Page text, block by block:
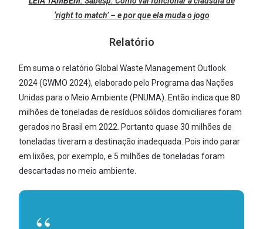
‘right to match’ – e por que ela muda o jogo
Relatório
Em suma o relatório Global Waste Management Outlook
2024 (GWMO 2024), elaborado pelo Programa das Nações
Unidas para o Meio Ambiente (PNUMA). Então indica que 80
milhões de toneladas de resíduos sólidos domiciliares foram
gerados no Brasil em 2022. Portanto quase 30 milhões de
toneladas tiveram a destinação inadequada. Pois indo parar
em lixões, por exemplo, e 5 milhões de toneladas foram
descartadas no meio ambiente.